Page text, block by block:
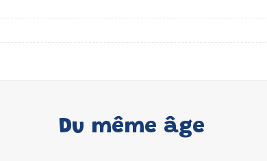
Du même âge